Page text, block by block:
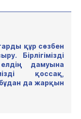
құр сөзбен
Бірлігімізді
дамуына
қоссақ,
да жарқын